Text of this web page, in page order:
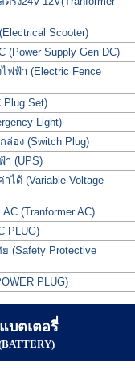
Scooter)
(Power Supply Gen DC)
ฟฟ้า (Electric Fence
Plug Set)
Light)
อง (Switch Plug)
า (UPS)
าได้ (Variable Voltage
(Tranformer AC)
PLUG)
(Safety Protective
PLUG)
แบตเตอรี่